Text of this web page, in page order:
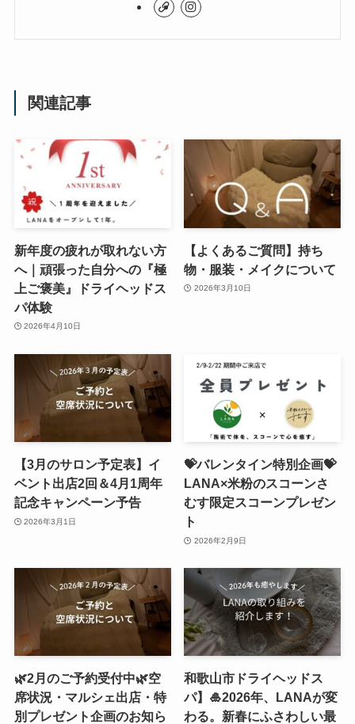
関連記事
新年度の疲れが取れない方
へ｜頑張った自分への『極
上ご褒美』ドライヘッドス
パ体験
2026年4月10日
【よくあるご質問】持ち
物・服装・メイクについて
2026年3月10日
【3月のサロン予定表】イ
ベント出店2回＆4月1周年
記念キャンペーン予告
2026年3月1日
💝バレンタイン特別企画💝
LANA×米粉のスコーンさ
むす限定スコーンプレゼン
ト
2026年2月9日
🌿2月のご予約受付中🌿空
席状況・マルシェ出店・特
別プレゼント企画のお知ら
和歌山市ドライヘッドス
パ】🎍2026年、LANAが変
わる。新春にふさわしい最